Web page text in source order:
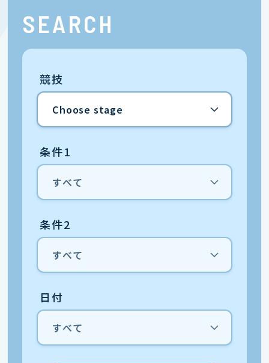
SEARCH
競技
条件1
条件2
日付